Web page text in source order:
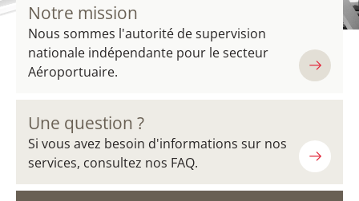
Notre mission
Nous sommes l'autorité de supervision
nationale indépendante pour le secteur
Aéroportuaire.
Une question ?
Si vous avez besoin d'informations sur nos
services, consultez nos FAQ.